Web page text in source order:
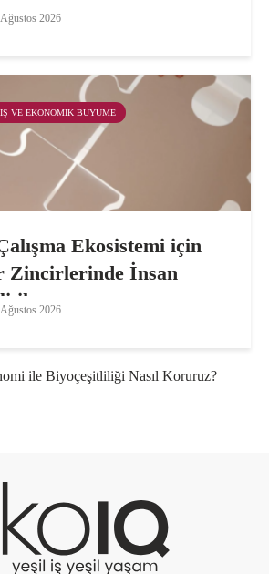
2026
VE EKONOMIK BÜYÜME
Ekosistemi için
Zincirlerinde İnsan
2026
ile Biyoçeşitliliği Nasıl Koruruz?